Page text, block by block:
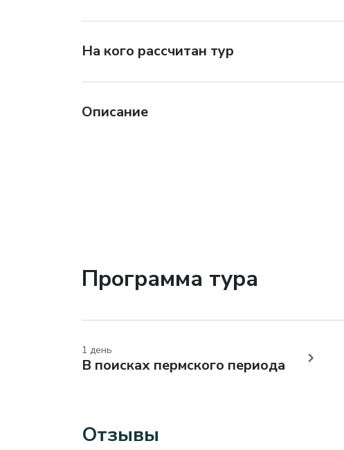
На кого рассчитан тур
Описание
Программа тура
1 день
В поисках пермского периода
Отзывы